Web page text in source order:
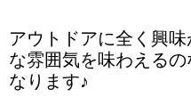
アウトドアに全く興
な雰囲気を味わえる
なります♪